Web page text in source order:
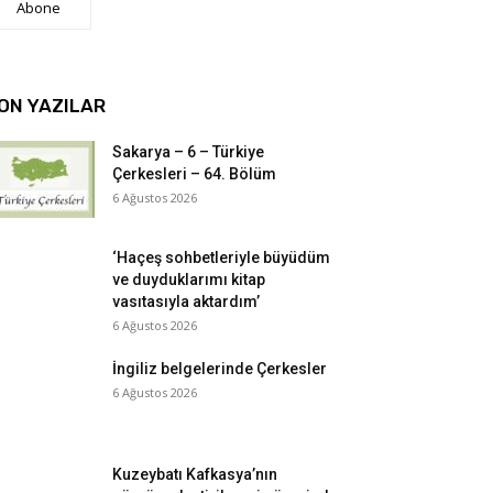
Abone
YAZILAR
Sakarya – 6 – Türkiye
Çerkesleri – 64. Bölüm
6 Ağustos 2026
‘Haçeş sohbetleriyle büyüdüm
ve duyduklarımı kitap
vasıtasıyla aktardım’
6 Ağustos 2026
İngiliz belgelerinde Çerkesler
6 Ağustos 2026
Kuzeybatı Kafkasya’nın